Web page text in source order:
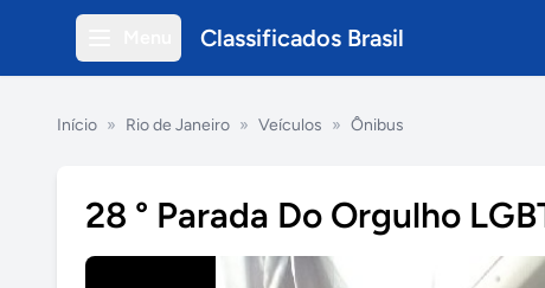
Classificados Brasil
Início » Rio de Janeiro » Veículos » Ônibus
28 ° Parada Do Orgulho